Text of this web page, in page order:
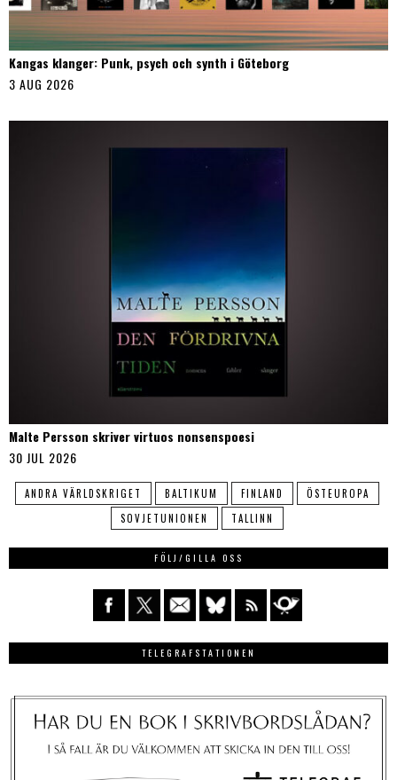
Kangas klanger: Punk, psych och synth i Göteborg
3 AUG 2026
Malte Persson skriver virtuos nonsenspoesi
30 JUL 2026
ANDRA VÄRLDSKRIGET BALTIKUM FINLAND
ÖSTEUROPA
SOVJETUNIONEN
TALLINN
FÖLJ/GILLA OSS
TELEGRAFSTATIONEN